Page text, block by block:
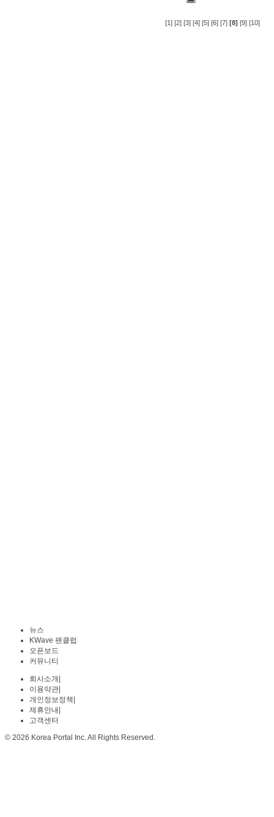
[1] [2] [3] [4] [5] [6] [7] [8] [9] [10]
뉴스
KWave 팬클럽
오픈보드
커뮤니티
회사소개
이용약관
개인정보정책
제휴안내
고객센터
© 2026 Korea Portal Inc. All Rights Reserved.